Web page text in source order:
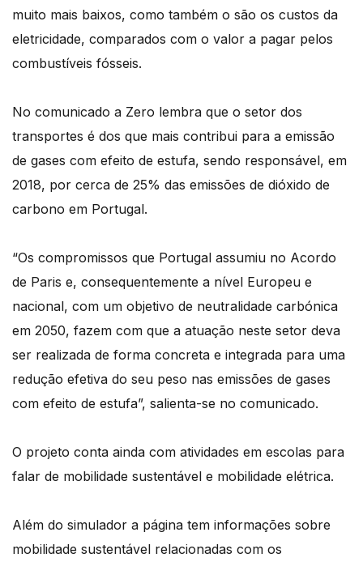
muito mais baixos, como também o são os custos da
eletricidade, comparados com o valor a pagar pelos
combustíveis fósseis.
No comunicado a Zero lembra que o setor dos
transportes é dos que mais contribui para a emissão
de gases com efeito de estufa, sendo responsável, em
2018, por cerca de 25% das emissões de dióxido de
carbono em Portugal.
“Os compromissos que Portugal assumiu no Acordo
de Paris e, consequentemente a nível Europeu e
nacional, com um objetivo de neutralidade carbónica
em 2050, fazem com que a atuação neste setor deva
ser realizada de forma concreta e integrada para uma
redução efetiva do seu peso nas emissões de gases
com efeito de estufa”, salienta-se no comunicado.
O projeto conta ainda com atividades em escolas para
falar de mobilidade sustentável e mobilidade elétrica.
Além do simulador a página tem informações sobre
mobilidade sustentável relacionadas com os